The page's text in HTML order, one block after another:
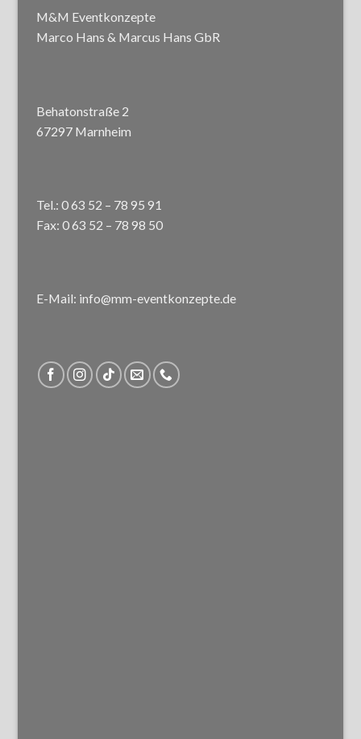
M&M Eventkonzepte
Marco Hans & Marcus Hans GbR
Behatonstraße 2
67297 Marnheim
Tel.: 0 63 52 – 78 95 91
Fax: 0 63 52 – 78 98 50
E-Mail: info@mm-eventkonzepte.de